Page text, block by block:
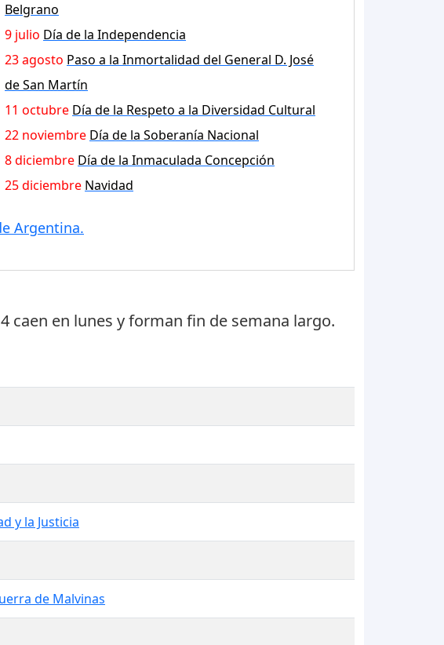
Belgrano
9 julio Día de la Independencia
23 agosto Paso a la Inmortalidad del General D. José
de San Martín
11 octubre Día de la Respeto a la Diversidad Cultural
22 noviembre Día de la Soberanía Nacional
8 diciembre Día de la Inmaculada Concepción
25 diciembre Navidad
Argentina.
4 caen en lunes y forman fin de semana largo.
y la Justicia
de Malvinas